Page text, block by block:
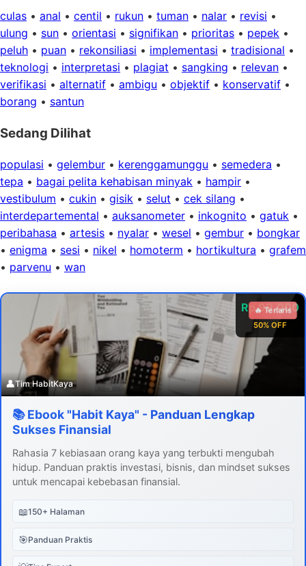
culas • anal • centil • rukun • tuman • nalar • revisi •
ulung • sun • orientasi • signifikan • prioritas • pepek •
peluh • puan • rekonsiliasi • implementasi • tradisional •
teknologi • interpretasi • plagiat • sangking • relevan •
verifikasi • alternatif • ambigu • objektif • konservatif •
borang • santun
Sedang Dilihat
populasi • gelembur • kerenggamunggu • semedera •
tepa • bagai pelita kehabisan minyak • hampir •
vestibulum • cukin • gisik • selut • cek silang •
interdepartemental • auksanometer • inkognito • gatuk •
peribahasa • artesis • nyalar • wesel • gembur • bongkar
• enigma • sesi • nikel • homoterm • hortikultura • grafem
• parvenu • wan
Rp 99.000
50% OFF
🔥 Terlaris
👤Tim HabitKaya
📚 Ebook "Habit Kaya" - Panduan Lengkap
Sukses Finansial
Rahasia 7 kebiasaan orang kaya yang terbukti mengubah
hidup. Panduan praktis investasi, bisnis, dan mindset sukses
untuk mencapai kebebasan finansial.
📖150+ Halaman
🎯Panduan Praktis